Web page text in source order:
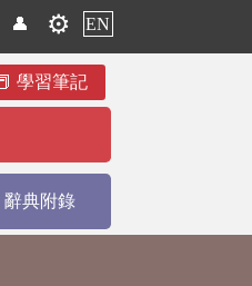
👤 ⚙️ EN
學習筆記
辭典附錄